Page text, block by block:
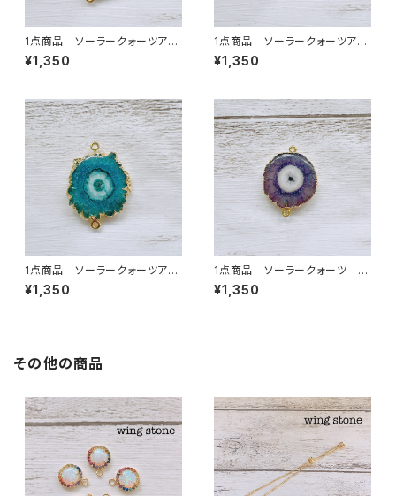
1点商品 ソーラークォーツアク
ア 2カン ⑦
¥1,350
1点商品 ソーラークォーツアク
ア 2カン ⑧
¥1,350
1点商品 ソーラークォーツアク
ア 2カン ⑨
¥1,350
1点商品 ソーラークォーツ グ
レージュパープル 2カン
¥1,350
その他の商品